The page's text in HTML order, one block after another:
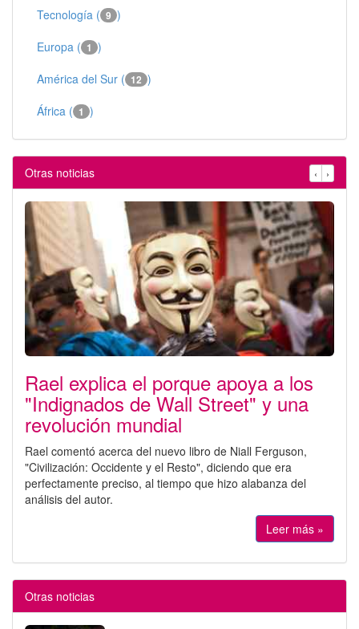
Tecnología ( 9 )
Europa ( 1 )
América del Sur ( 12 )
África ( 1 )
Otras noticias ‹ ›
Rael explica el porque apoya a los
"Indignados de Wall Street" y una
revolución mundial
Rael comentó acerca del nuevo libro de Niall Ferguson,
"Civilización: Occidente y el Resto", diciendo que era
perfectamente preciso, al tiempo que hizo alabanza del
análisis del autor.
Leer más »
Otras noticias